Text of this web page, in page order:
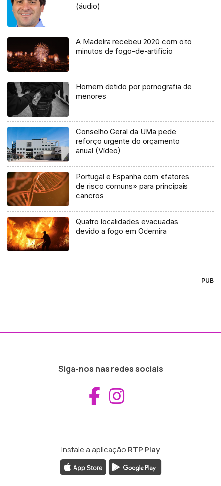
(áudio)
A Madeira recebeu 2020 com oito
minutos de fogo-de-artifício
Homem detido por pornografia de
menores
Conselho Geral da UMa pede
reforço urgente do orçamento
anual (Vídeo)
Portugal e Espanha com «fatores
de risco comuns» para principais
cancros
Quatro localidades evacuadas
devido a fogo em Odemira
PUB
Siga-nos nas redes sociais
Aceder ao
Instale a aplicação RTP Play